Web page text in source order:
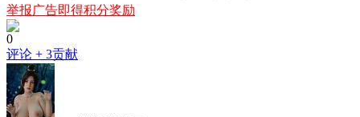
举报广告即得积分奖励
0
评论 + 3贡献